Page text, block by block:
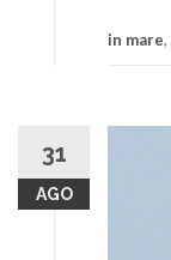
in mare,
31
AGO